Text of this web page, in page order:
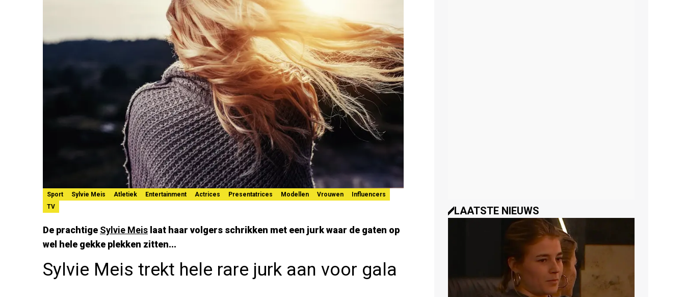
Sport Sylvie Meis Atletiek Entertainment Actrices Presentatrices Modellen Vrouwen
Influencers
TV
De prachtige Sylvie Meis laat haar volgers schrikken met een jurk waar de gaten op
wel hele gekke plekken zitten...
Sylvie Meis trekt hele rare jurk aan voor gala
LAATSTE NIEUWS